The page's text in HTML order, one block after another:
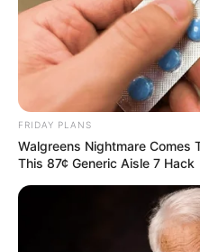
FRIDAY PLANS
Walgreens Nightmare Comes
This 87¢ Generic Aisle 7 Hack